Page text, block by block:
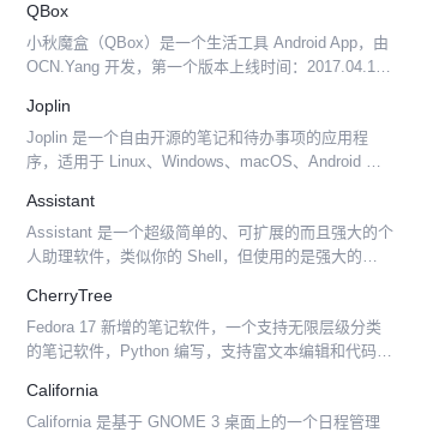
QBox
小秋魔盒（QBox）是一个生活工具 Android App，由
OCN.Yang 开发，第一个版本上线时间：2017.04.11
用相关（小秋魔盒...
Joplin
Joplin 是一个自由开源的笔记和待办事项的应用程
序，适用于 Linux、Windows、macOS、Android 和
Markdown 以及通过...
Assistant
Assistant 是一个超级简单的、可扩展的而且强大的个
人助理软件，类似你的 Shell，但使用的是强大的
理图：
CherryTree
Fedora 17 新增的笔记软件，一个支持无限层级分类
的笔记软件，Python 编写，支持富文本编辑和代码高
XML存储，支持密...
California
California 是基于 GNOME 3 桌面上的一个日程管理